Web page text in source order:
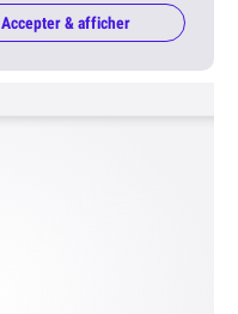
Accepter & afficher